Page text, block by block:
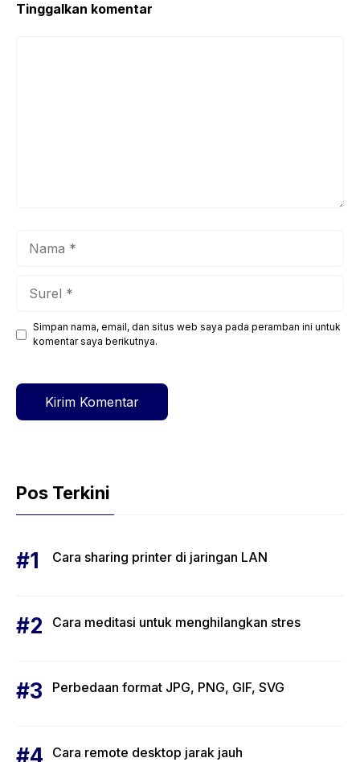
Tinggalkan komentar
Situs
web
Simpan nama, email, dan situs web saya pada peramban ini untuk
komentar saya berikutnya.
Pos Terkini
Cara sharing printer di jaringan LAN
Cara meditasi untuk menghilangkan stres
Perbedaan format JPG, PNG, GIF, SVG
Cara remote desktop jarak jauh